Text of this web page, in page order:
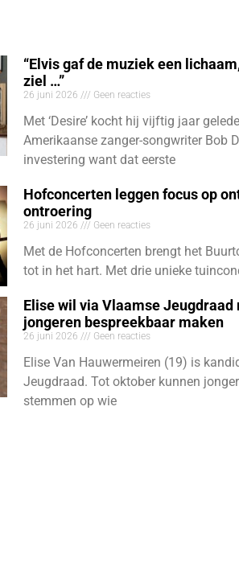
“Elvis gaf de muziek een
ziel …”
26 juni 2026 Geen reacties
Met ‘Desire’ kocht hij vijftig jaar
Amerikaanse zanger-songwriter Bob
investering want dat eerste
Hofconcerten leggen focus op
ontroering
26 juni 2026 Geen reacties
Met de Hofconcerten brengt het
tot in het hart. Met drie unieke
Elise wil via Vlaamse
jongeren bespreekbaar maken
26 juni 2026 Geen reacties
Elise Van Hauwermeiren (19) is
Jeugdraad. Tot oktober kunnen
stemmen op wie